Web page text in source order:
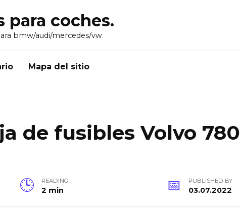
para coches.
bmw/audi/mercedes/vw
Mapa del sitio
de fusibles Volvo 780
READING
2 min
PUBLISHED BY
03.07.2022